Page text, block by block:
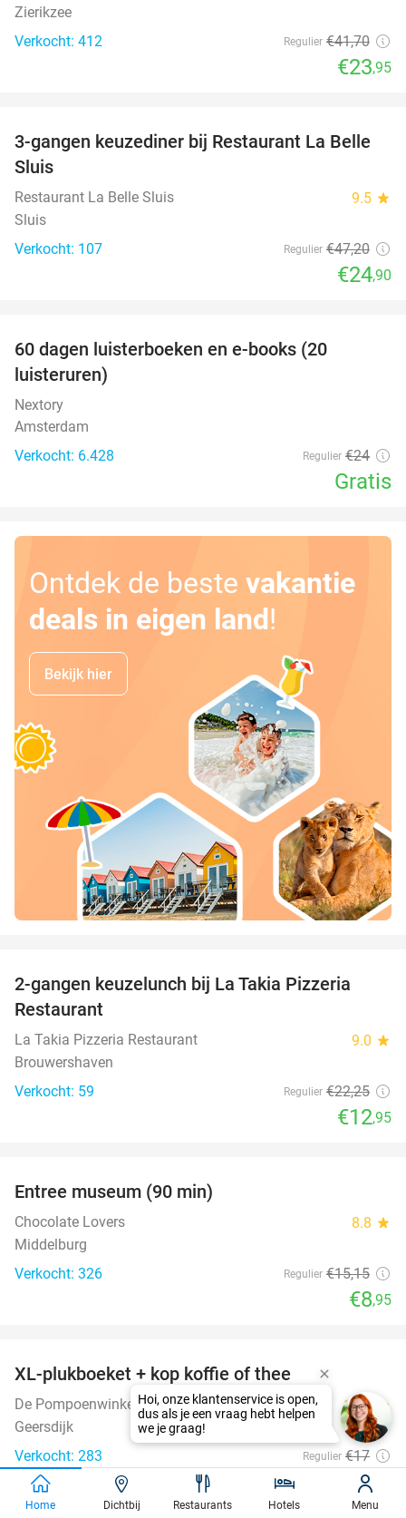
Zierikzee
Verkocht: 412
Regulier €41,70
€23,95
47%
3-gangen keuzediner bij Restaurant La Belle
Sluis
Restaurant La Belle Sluis 9.5 star
Sluis
Verkocht: 107
Regulier €47,20
€24,90
60 dagen luisterboeken en e-books (20
luisteruren)
Nextory
Amsterdam
Verkocht: 6.428
Regulier €24
Gratis
Ontdek de beste vakantie
deals in eigen land!
Bekijk hier
2-gangen keuzelunch bij La Takia Pizzeria
Restaurant
La Takia Pizzeria Restaurant 9.0 star
Brouwershaven
Verkocht: 59
Regulier €22,25
€12,95
Entree museum (90 min)
Chocolate Lovers 8.8 star
Middelburg
Verkocht: 326
Regulier €15,15
€8,95
XL-plukboeket + kop koffie of thee
De Pompoenwinkel 10.0 star
Geersdijk
Verkocht: 283
Regulier €17
€9
favorite_border
Home Dichtbij Restaurants Hotels Menu